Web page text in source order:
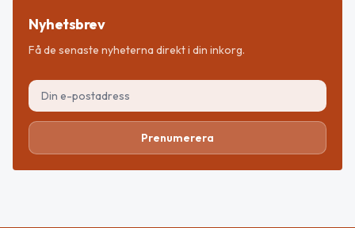
Nyhetsbrev
Få de senaste nyheterna direkt i din inkorg.
Prenumerera